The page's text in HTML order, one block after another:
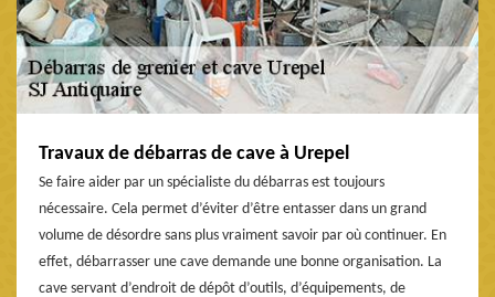
Travaux de débarras de cave à Urepel
Se faire aider par un spécialiste du débarras est toujours
nécessaire. Cela permet d’éviter d’être entasser dans un grand
volume de désordre sans plus vraiment savoir par où continuer. En
effet, débarrasser une cave demande une bonne organisation. La
cave servant d’endroit de dépôt d’outils, d’équipements, de